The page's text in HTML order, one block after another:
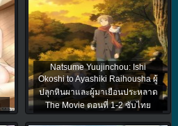
Natsume Yuujinchou: Ishi
Okoshi to Ayashiki Raihousha ผู้
ปลุกหินผาและผู้มาเยือนประหลาด
The Movie ตอนที่ 1-2 ซับไทย